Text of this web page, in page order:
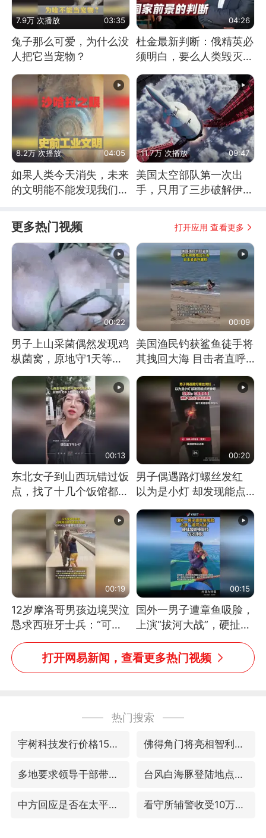
7.9万 次播放 03:35
兔子那么可爱，为什么没
人把它当宠物？
04:26
杜金最新判断：俄精英必
须明白，要么人类毁灭，
8.2万 次播放 04:05
如果人类今天消失，未来
的文明能不能发现我们存
11.7万 次播放 09:47
美国太空部队第一次出
手，只用了三步破解伊朗
更多热门视频 打开应用 查看更多
00:22
男子上山采菌偶然发现鸡
枞菌窝，原地守1天等它
长大：挖了140多朵
00:09
美国渔民钓获鲨鱼徒手将
其拽回大海 目击者直呼
震惊 （视频来源：参考
消息）
00:13
东北女子到山西玩错过饭
点，找了十几个饭馆都没
开门：午休到几点
00:20
男子偶遇路灯螺丝发红
以为是小灯 却发现能点
燃香烟 当事人：已报警
处理
00:19
12岁摩洛哥男孩边境哭泣
恳求西班牙士兵：“可不
可以不要把我遣返回国”
00:15
国外一男子遭章鱼吸脸，
上演“拔河大战”，硬扯加
铁棒敲打方才挣脱
打开网易新闻，查看更多热门视频
热门搜索
宇树科技发行价格150.80元/股 佛得角门将亮相智利俱乐部主场
多地要求领导干部带头休假 台风白海豚登陆地点更新
中方回应是否在太平洋海底开采稀土 看守所辅警收受10万获刑1年